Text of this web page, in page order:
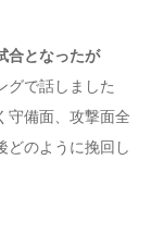
合となったが
グで話しました
守備面、攻撃面全
どのように挽回し